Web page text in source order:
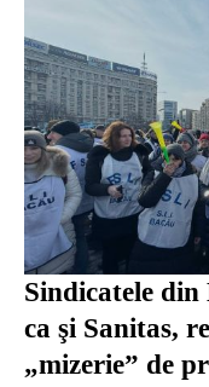
Sindicatele
ca şi Sanitas,
„mizerie” de